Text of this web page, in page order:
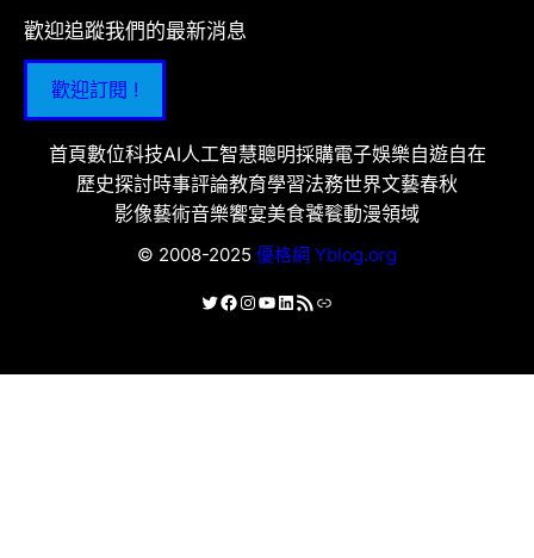
歡迎追蹤我們的最新消息
歡迎訂閱 !
首頁數位科技AI人工智慧聰明採購電子娛樂自遊自在
歷史探討時事評論教育學習法務世界文藝春秋
影像藝術音樂饗宴美食饕餮動漫領域
© 2008-2025 優格網 Yblog.org
X Facebook
Instagram
YouTube
LinkedIn
RSS 資訊提供連結